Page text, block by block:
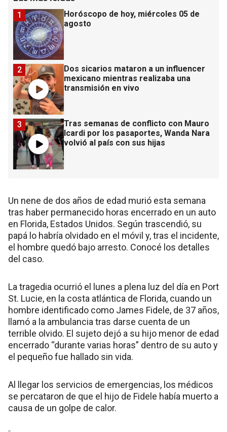
Horóscopo de hoy, miércoles 05 de
agosto
1
Dos sicarios mataron a un influencer
mexicano mientras realizaba una
transmisión en vivo
2
Tras semanas de conflicto con Mauro
Icardi por los pasaportes, Wanda Nara
volvió al país con sus hijas
3
Un nene de dos años de edad murió esta semana
tras haber permanecido horas encerrado en un auto
en Florida, Estados Unidos. Según trascendió, su
papá lo habría olvidado en el móvil y, tras el incidente,
el hombre quedó bajo arresto. Conocé los detalles
del caso.
La tragedia ocurrió el lunes a plena luz del día en Port
St. Lucie, en la costa atlántica de Florida, cuando un
hombre identificado como James Fidele, de 37 años,
llamó a la ambulancia tras darse cuenta de un
terrible olvido. El sujeto dejó a su hijo menor de edad
encerrado “durante varias horas” dentro de su auto y
el pequeño fue hallado sin vida.
Al llegar los servicios de emergencias, los médicos
se percataron de que el hijo de Fidele había muerto a
causa de un golpe de calor.